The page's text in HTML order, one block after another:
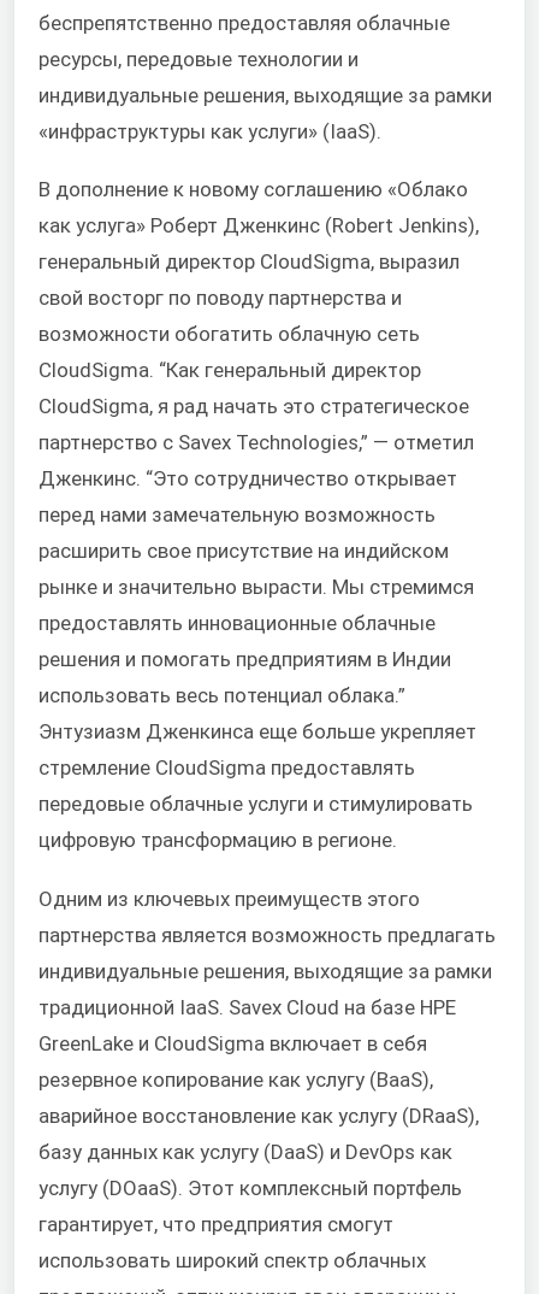
беспрепятственно предоставляя облачные
ресурсы, передовые технологии и
индивидуальные решения, выходящие за рамки
«инфраструктуры как услуги» (IaaS).
В дополнение к новому соглашению «Облако
как услуга» Роберт Дженкинс (Robert Jenkins),
генеральный директор CloudSigma, выразил
свой восторг по поводу партнерства и
возможности обогатить облачную сеть
CloudSigma. “Как генеральный директор
CloudSigma, я рад начать это стратегическое
партнерство с Savex Technologies,” — отметил
Дженкинс. “Это сотрудничество открывает
перед нами замечательную возможность
расширить свое присутствие на индийском
рынке и значительно вырасти. Мы стремимся
предоставлять инновационные облачные
решения и помогать предприятиям в Индии
использовать весь потенциал облака.”
Энтузиазм Дженкинса еще больше укрепляет
стремление CloudSigma предоставлять
передовые облачные услуги и стимулировать
цифровую трансформацию в регионе.
Одним из ключевых преимуществ этого
партнерства является возможность предлагать
индивидуальные решения, выходящие за рамки
традиционной IaaS. Savex Cloud на базе HPE
GreenLake и CloudSigma включает в себя
резервное копирование как услугу (BaaS),
аварийное восстановление как услугу (DRaaS),
базу данных как услугу (DaaS) и DevOps как
услугу (DOaaS). Этот комплексный портфель
гарантирует, что предприятия смогут
использовать широкий спектр облачных